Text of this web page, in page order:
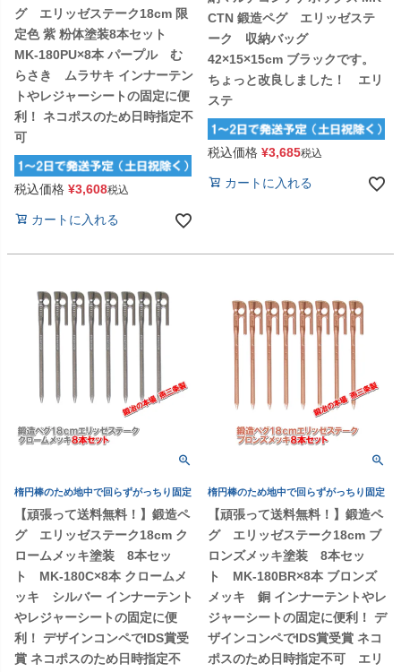
グ エリッゼステーク18cm 限
定色 紫 粉体塗装8本セット
MK-180PU×8本 パープル む
らさき ムラサキ インナーテン
トやレジャーシートの固定に便
利！ ネコポスのため日時指定不
可
税込価格 ¥3,608税込
カートに入れる
CTN 鍛造ペグ エリッゼステ
ーク 収納バッグ
42×15×15cm ブラックです。
ちょっと改良しました！ エリ
ステ
税込価格 ¥3,685税込
カートに入れる
楕円棒のため地中で回らずがっちり固定
【頑張って送料無料！】鍛造ペ
グ エリッゼステーク18cm ク
ロームメッキ塗装 8本セッ
ト MK-180C×8本 クロームメ
ッキ シルバー インナーテント
やレジャーシートの固定に便
利！ デザインコンペでIDS賞受
賞 ネコポスのため日時指定不
楕円棒のため地中で回らずがっちり固定
【頑張って送料無料！】鍛造ペ
グ エリッゼステーク18cm ブ
ロンズメッキ塗装 8本セッ
ト MK-180BR×8本 ブロンズ
メッキ 銅 インナーテントやレ
ジャーシートの固定に便利！ デ
ザインコンペでIDS賞受賞 ネコ
ポスのため日時指定不可 エリ